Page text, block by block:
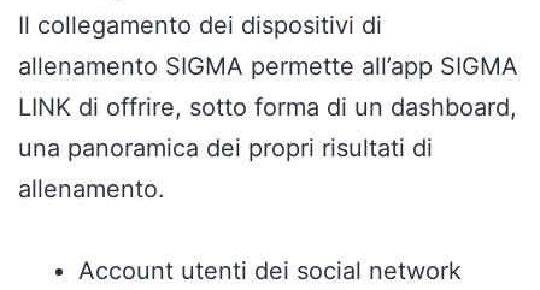
Il collegamento dei dispositivi di
allenamento SIGMA permette all’app SIGMA
LINK di offrire, sotto forma di un dashboard,
una panoramica dei propri risultati di
allenamento.
Account utenti dei social network